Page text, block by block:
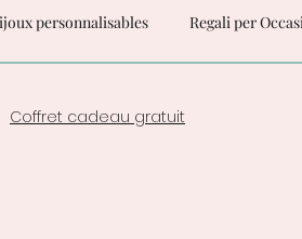
personnalisables Regali per
Coffret cadeau gratuit